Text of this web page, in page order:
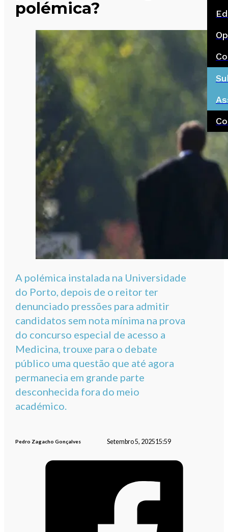
polémica?
A polémica instalada na Universidade
do Porto, depois de o reitor ter
denunciado pressões para admitir
candidatos sem nota mínima na prova
do concurso especial de acesso a
Medicina, trouxe para o debate
público uma questão que até agora
permanecia em grande parte
desconhecida fora do meio
académico.
Pedro Zagacho Gonçalves Setembro 5, 202515:59